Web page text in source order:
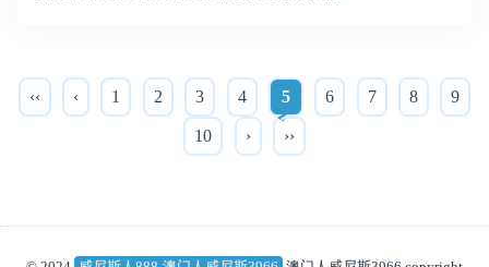
‹‹ ‹ 1 2 3 4 5 6 7 8 9
10 › ››